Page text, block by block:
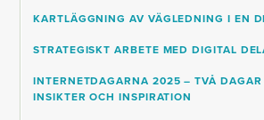
KARTLÄGGNING AV VÄGLEDNING I EN
STRATEGISKT ARBETE MED DIGITAL
INTERNETDAGARNA 2025 – TVÅ DAGAR
INSIKTER OCH INSPIRATION